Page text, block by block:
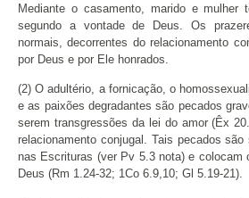
Mediante o casamento, marido e mulher
segundo a vontade de Deus. Os
normais, decorrentes do relacionamento
por Deus e por Ele honrados.
(2) O adultério, a fornicação, o
e as paixões degradantes são pecados
serem transgressões da lei do amor (Êx
relacionamento conjugal. Tais pecados são
nas Escrituras (ver Pv 5.3 nota) e colocam
Deus (Rm 1.24-32; 1Co 6.9,10; Gl 5.19-21).